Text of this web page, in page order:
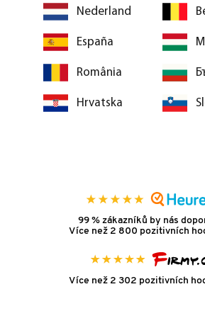
Nederland
España
România
Hrvatska
99 % zákazníků by nás
Více než 2 800 pozitivních
Více než 2 302 pozitivních